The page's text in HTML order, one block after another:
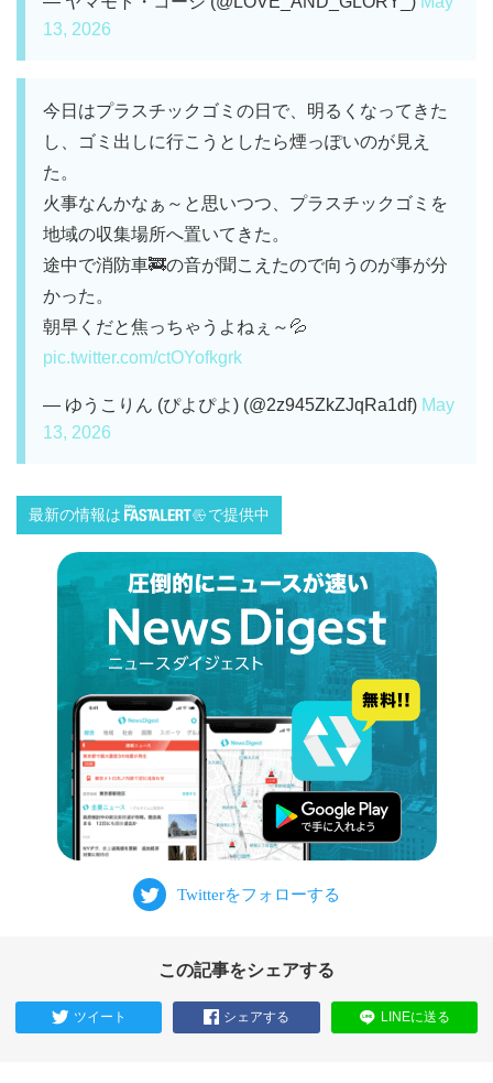
13, 2026
今日はプラスチックゴミの日で、明るくなってきた
し、ゴミ出しに行こうとしたら煙っぽいのが見え
た。
火事なんかなぁ～と思いつつ、プラスチックゴミを
地域の収集場所へ置いてきた。
途中で消防車🚒の音が聞こえたので向うのが事が分
かった。
朝早くだと焦っちゃうよねぇ～💦
pic.twitter.com/ctOYofkgrk
— ゆうこりん (ぴよぴよ) (@2z945ZkZJqRa1df) May
13, 2026
最新の情報は で提供中
この記事をシェアする
ツイート シェアする LINEに送る